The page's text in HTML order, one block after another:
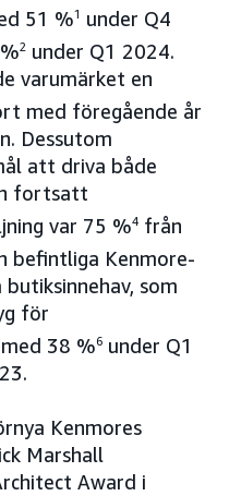
51 %1
under Q4
2 under Q1 2024.
varumärket en
med föregående år
Dessutom
att driva både
fortsatt
var 75 %4 från
befintliga Kenmore-
som
för
38 %6 under Q1
Kenmores
Marshall
Award i